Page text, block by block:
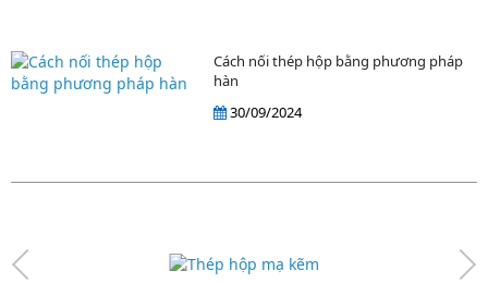
Cách nối thép hộp bằng phương pháp
hàn
30/09/2024